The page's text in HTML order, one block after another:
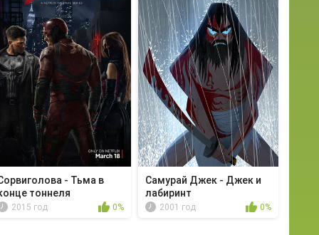
- Тьма в
тоннеля
2015 год 0%
Самурай Джек - Джек и
лабиринт
2001 год 0%